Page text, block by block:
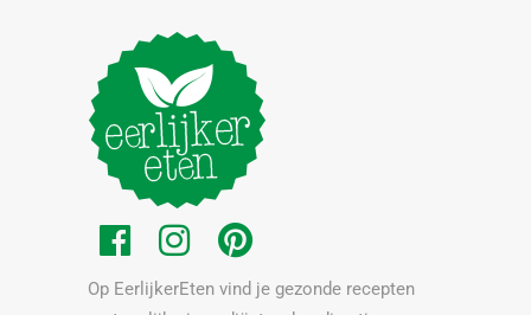
Op EerlijkerEten vind je gezonde recepten